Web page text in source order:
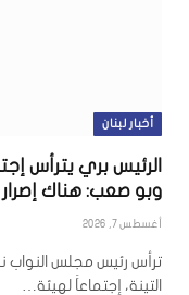
أخبار لبنان
الرئيس بري يترأس
وبو صعب: هناك
أغسطس 7, 2026
ترأس رئيس مجلس النواب
التينة، إجتماعاً لهيئة…